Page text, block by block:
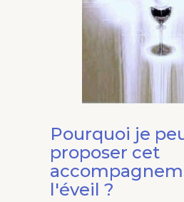
Pourquoi je
proposer cet
l'éveil ?